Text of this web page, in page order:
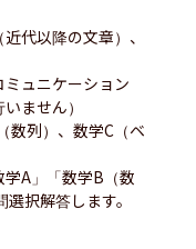
代以降の文章）、
ュニケーション
ません）
列）、数学C（ベ
A」「数学B（数
択解答します。